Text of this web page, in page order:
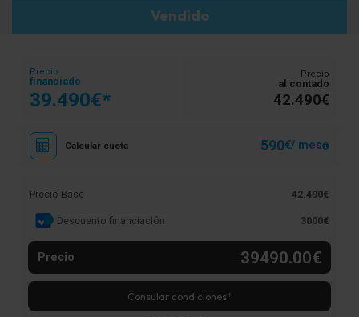
Vendido
Precio
financiado
39.490€*
Precio
al contado
42.490€
Calcular cuota 590€/ mes
Precio Base 42.490€
Descuento financiación 3000€
Precio 39490.00€
Consular condiciones*